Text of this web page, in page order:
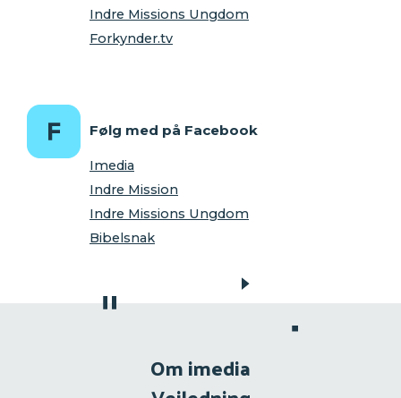
Indre Missions Ungdom
Forkynder.tv
Følg med på Facebook
Imedia
Indre Mission
Indre Missions Ungdom
Bibelsnak
Om imedia